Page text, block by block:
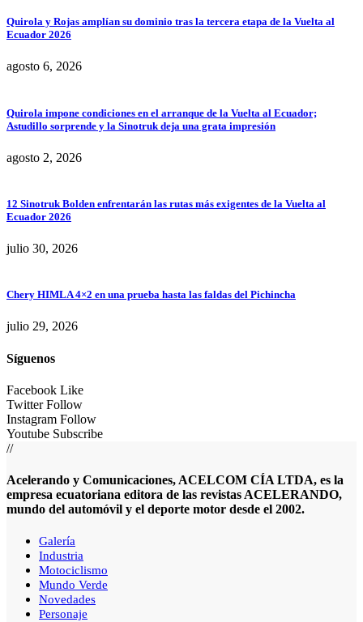
Quirola y Rojas amplían su dominio tras la tercera etapa de la Vuelta al
Ecuador 2026
agosto 6, 2026
Quirola impone condiciones en el arranque de la Vuelta al Ecuador;
Astudillo sorprende y la Sinotruk deja una grata impresión
agosto 2, 2026
12 Sinotruk Bolden enfrentarán las rutas más exigentes de la Vuelta al
Ecuador 2026
julio 30, 2026
Chery HIMLA 4×2 en una prueba hasta las faldas del Pichincha
julio 29, 2026
Síguenos
Facebook Like
Twitter Follow
Instagram Follow
Youtube Subscribe
//
Acelerando y Comunicaciones, ACELCOM CÍA LTDA, es la
empresa ecuatoriana editora de las revistas ACELERANDO,
mundo del automóvil y el deporte motor desde el 2002.
Galería
Industria
Motociclismo
Mundo Verde
Novedades
Personaje